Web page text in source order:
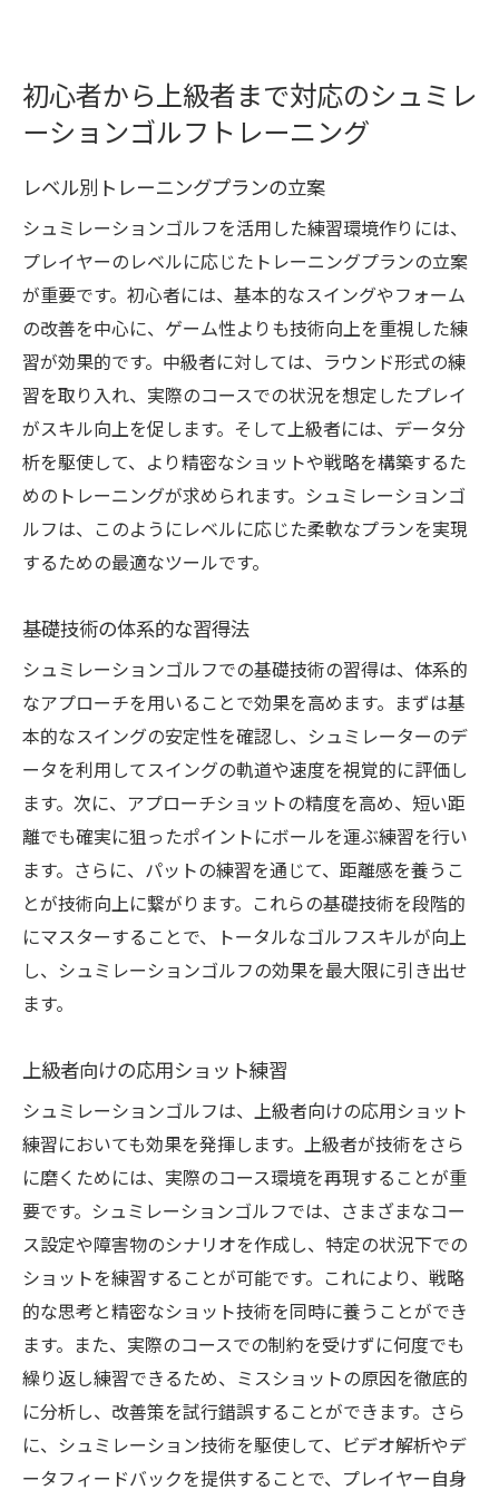
初心者から上級者まで対応のシュミレ
ーションゴルフトレーニング
レベル別トレーニングプランの立案
シュミレーションゴルフを活用した練習環境作りには、
プレイヤーのレベルに応じたトレーニングプランの立案
が重要です。初心者には、基本的なスイングやフォーム
の改善を中心に、ゲーム性よりも技術向上を重視した練
習が効果的です。中級者に対しては、ラウンド形式の練
習を取り入れ、実際のコースでの状況を想定したプレイ
がスキル向上を促します。そして上級者には、データ分
析を駆使して、より精密なショットや戦略を構築するた
めのトレーニングが求められます。シュミレーションゴ
ルフは、このようにレベルに応じた柔軟なプランを実現
するための最適なツールです。
基礎技術の体系的な習得法
シュミレーションゴルフでの基礎技術の習得は、体系的
なアプローチを用いることで効果を高めます。まずは基
本的なスイングの安定性を確認し、シュミレーターのデ
ータを利用してスイングの軌道や速度を視覚的に評価し
ます。次に、アプローチショットの精度を高め、短い距
離でも確実に狙ったポイントにボールを運ぶ練習を行い
ます。さらに、パットの練習を通じて、距離感を養うこ
とが技術向上に繋がります。これらの基礎技術を段階的
にマスターすることで、トータルなゴルフスキルが向上
し、シュミレーションゴルフの効果を最大限に引き出せ
ます。
上級者向けの応用ショット練習
シュミレーションゴルフは、上級者向けの応用ショット
練習においても効果を発揮します。上級者が技術をさら
に磨くためには、実際のコース環境を再現することが重
要です。シュミレーションゴルフでは、さまざまなコー
ス設定や障害物のシナリオを作成し、特定の状況下での
ショットを練習することが可能です。これにより、戦略
的な思考と精密なショット技術を同時に養うことができ
ます。また、実際のコースでの制約を受けずに何度でも
繰り返し練習できるため、ミスショットの原因を徹底的
に分析し、改善策を試行錯誤することができます。さら
に、シュミレーション技術を駆使して、ビデオ解析やデ
ータフィードバックを提供することで、プレイヤー自身